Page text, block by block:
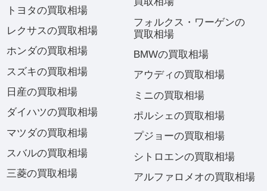
トヨタの買取相場
レクサスの買取相場
ホンダの買取相場
スズキの買取相場
日産の買取相場
ダイハツの買取相場
マツダの買取相場
スバルの買取相場
三菱の買取相場
フォルクス・ワーゲンの
買取相場
BMWの買取相場
アウディの買取相場
ミニの買取相場
ポルシェの買取相場
プジョーの買取相場
シトロエンの買取相場
アルファロメオの買取相場